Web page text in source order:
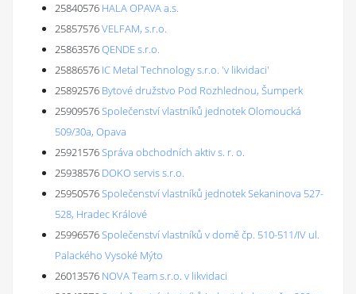
25840576 HALA OPAVA a.s.
25857576VELFAM, s.r.o.
25863576QENDE s.r.o.
25886576 IC Metal Technology s.r.o. 'v likvidaci'
25892576 Bytové družstvo Pod Rozhlednou, Šumperk
25909576Společenství vlastníků jednotek Olomoucká
509/30a, Opava
25921576Správa obchodních aktiv s. r. o.
25938576 DOKO servis s.r.o.
25950576Společenství vlastníků jednotek Sekaninova 527-
528, Hradec Králové
25996576Společenství vlastníků v domě čp. 510-511/IV ul.
Palackého Vysoké Mýto
26013576 NOVA Team s.r.o. v likvidaci